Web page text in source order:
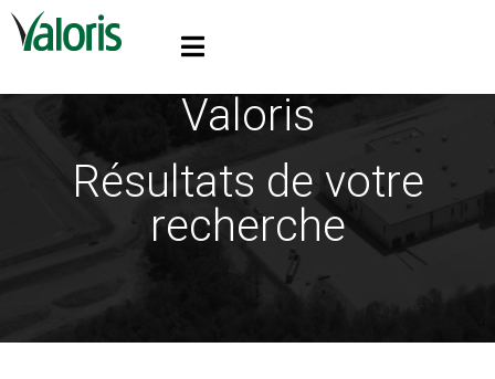
Valoris
Résultats de votre
recherche